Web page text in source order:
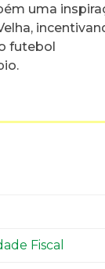
uma
futebol
Fiscal